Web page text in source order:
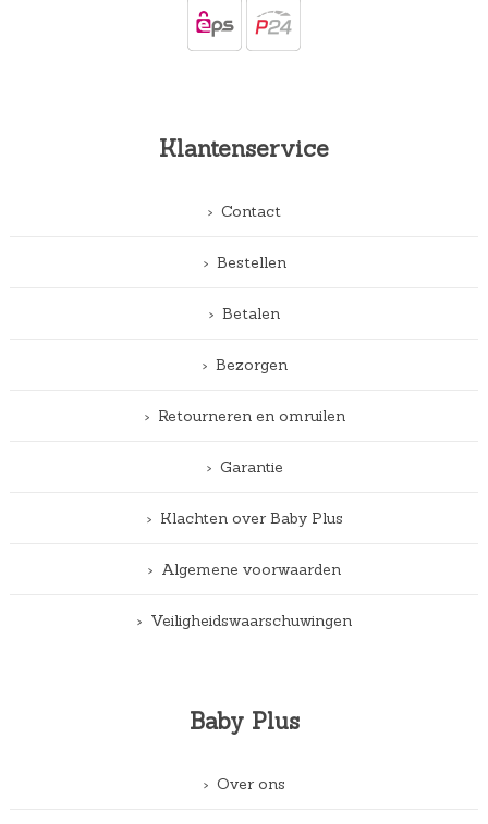
Klantenservice
Contact
Bestellen
Betalen
Bezorgen
Retourneren en omruilen
Garantie
Klachten over Baby Plus
Algemene voorwaarden
Veiligheidswaarschuwingen
Baby Plus
Over ons